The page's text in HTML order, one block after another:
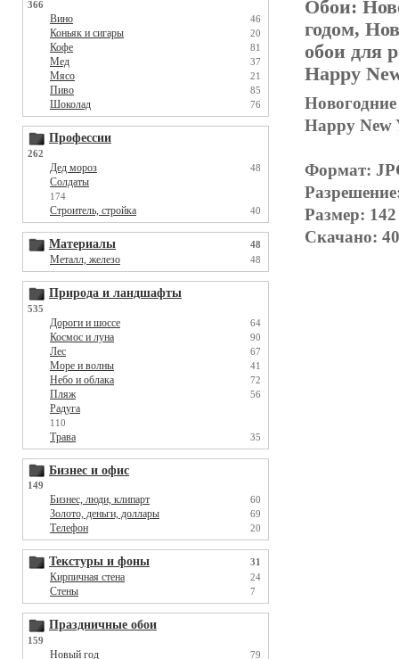
366
Вино 46
Коньяк и сигары 20
Кофе 81
Мед 37
Мясо 21
Пиво 85
Шоколад 76
Профессии
262
Дед мороз 48
Солдаты
174
Строитель, стройка 40
Материалы 48
Металл, железо 48
Природа и ландшафты
535
Дороги и шоссе 64
Космос и луна 90
Лес 67
Море и волны 41
Небо и облака 72
Пляж 56
Радуга
110
Трава 35
Бизнес и офис
149
Бизнес, люди, клипарт 60
Золото, деньги, доллары 69
Телефон 20
Текстуры и фоны 31
Кирпичная стена 24
Стены 7
Праздничные обои
159
Новый год 79
Обои:
годом,
обои для
Happy
Happy New
Формат:
Размер:
Скачано: